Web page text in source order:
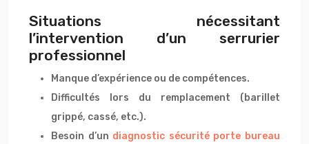
Situations nécessitant
l’intervention d’un serrurier
professionnel
Manque d’expérience ou de compétences.
Difficultés lors du remplacement (barillet
grippé, cassé, etc.).
Besoin d’un diagnostic sécurité porte bureau